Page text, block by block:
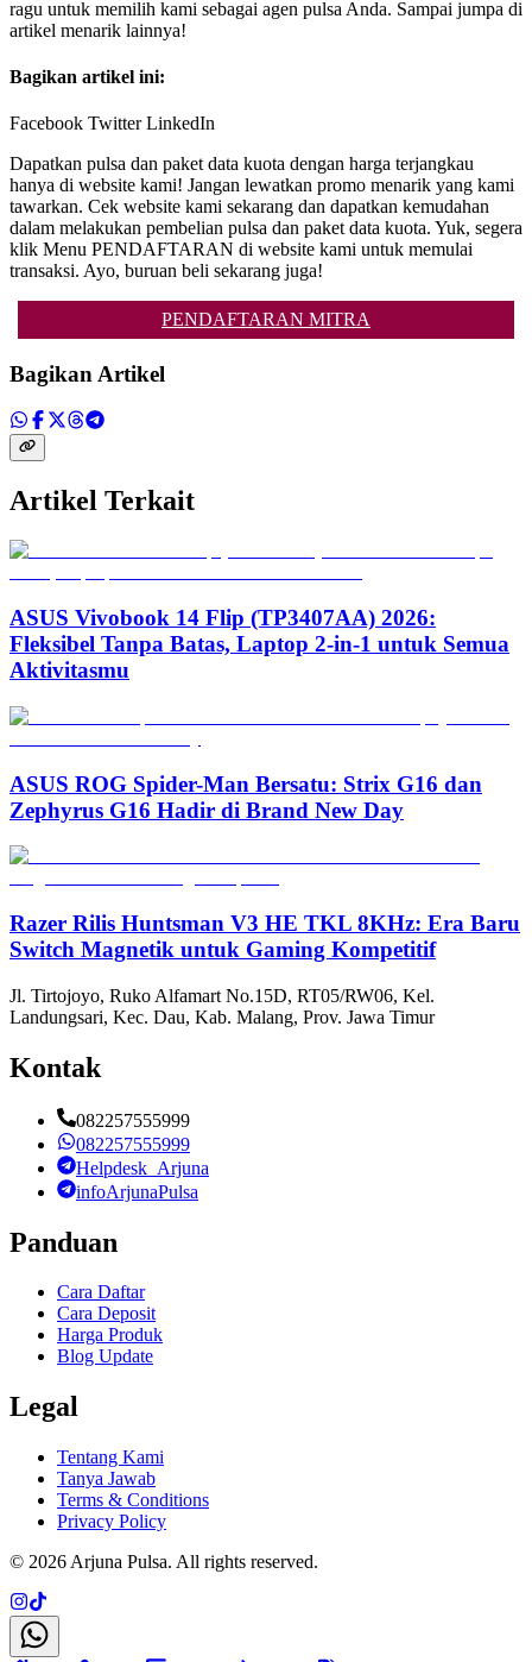
ragu untuk memilih kami sebagai agen pulsa Anda. Sampai jumpa di
artikel menarik lainnya!
Bagikan artikel ini:
Facebook Twitter LinkedIn
Dapatkan pulsa dan paket data kuota dengan harga terjangkau
hanya di website kami! Jangan lewatkan promo menarik yang kami
tawarkan. Cek website kami sekarang dan dapatkan kemudahan
dalam melakukan pembelian pulsa dan paket data kuota. Yuk, segera
klik Menu PENDAFTARAN di website kami untuk memulai
transaksi. Ayo, buruan beli sekarang juga!
PENDAFTARAN MITRA
Bagikan Artikel
Artikel Terkait
ASUS Vivobook 14 Flip (TP3407AA) 2026:
Fleksibel Tanpa Batas, Laptop 2-in-1 untuk Semua
Aktivitasmu
ASUS ROG Spider-Man Bersatu: Strix G16 dan
Zephyrus G16 Hadir di Brand New Day
Razer Rilis Huntsman V3 HE TKL 8KHz: Era Baru
Switch Magnetik untuk Gaming Kompetitif
Jl. Tirtojoyo, Ruko Alfamart No.15D, RT05/RW06, Kel.
Landungsari, Kec. Dau, Kab. Malang, Prov. Jawa Timur
Kontak
082257555999
082257555999
Helpdesk_Arjuna
infoArjunaPulsa
Panduan
Cara Daftar
Cara Deposit
Harga Produk
Blog Update
Legal
Tentang Kami
Tanya Jawab
Terms & Conditions
Privacy Policy
© 2026 Arjuna Pulsa. All rights reserved.